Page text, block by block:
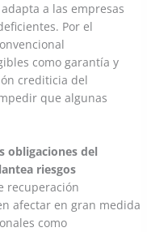
a las empresas
Por el
como garantía y
crediticia del
que algunas
obligaciones del
riesgos
recuperación
afectar en gran medida
como